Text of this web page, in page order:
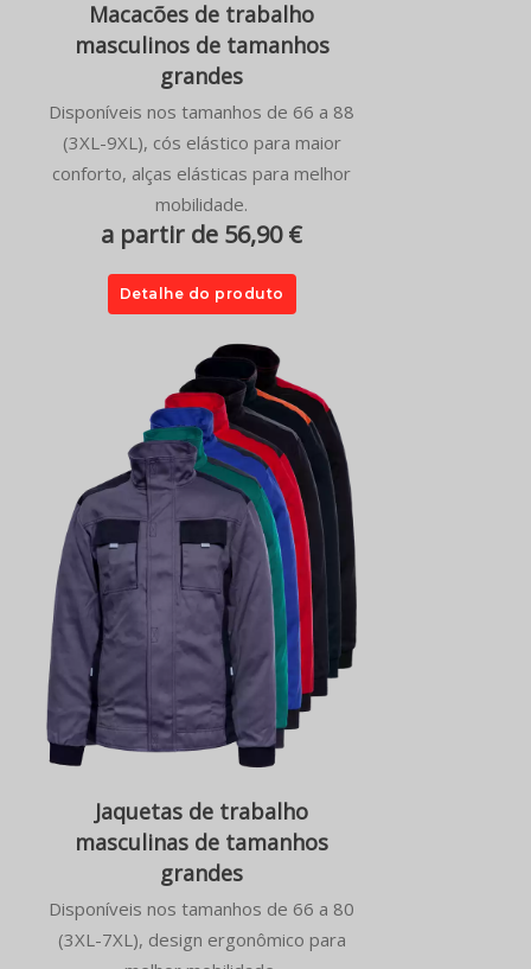
Macacões de trabalho
masculinos de tamanhos
grandes
Disponíveis nos tamanhos de 66 a 88
(3XL-9XL), cós elástico para maior
conforto, alças elásticas para melhor
mobilidade.
a partir de 56,90 €
Detalhe do produto
Jaquetas de trabalho
masculinas de tamanhos
grandes
Disponíveis nos tamanhos de 66 a 80
(3XL-7XL), design ergonômico para